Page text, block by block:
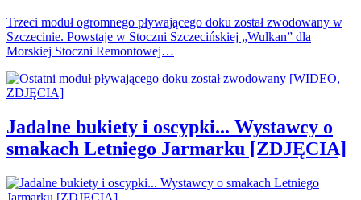
Trzeci moduł ogromnego pływającego doku został zwodowany w
Szczecinie. Powstaje w Stoczni Szczecińskiej „Wulkan” dla
Morskiej Stoczni Remontowej…
Jadalne bukiety i oscypki... Wystawcy o
smakach Letniego Jarmarku [ZDJĘCIA]